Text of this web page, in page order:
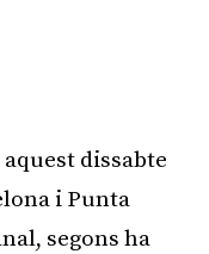
dissabte
i Punta
segons ha